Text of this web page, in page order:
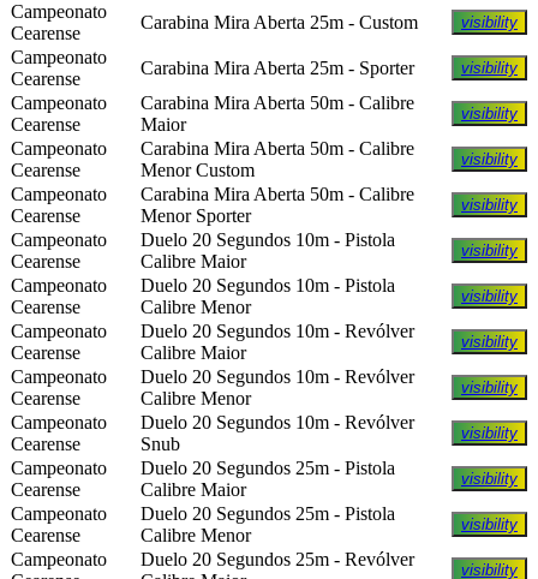
Campeonato
Cearense
Carabina Mira Aberta 25m - Custom visibility
Campeonato
Cearense
Carabina Mira Aberta 25m - Sporter visibility
Campeonato
Cearense
Carabina Mira Aberta 50m - Calibre
Maior
visibility
Campeonato
Cearense
Carabina Mira Aberta 50m - Calibre
Menor Custom
visibility
Campeonato
Cearense
Carabina Mira Aberta 50m - Calibre
Menor Sporter
visibility
Campeonato
Cearense
Duelo 20 Segundos 10m - Pistola
Calibre Maior
visibility
Campeonato
Cearense
Duelo 20 Segundos 10m - Pistola
Calibre Menor
visibility
Campeonato
Cearense
Duelo 20 Segundos 10m - Revólver
Calibre Maior
visibility
Campeonato
Cearense
Duelo 20 Segundos 10m - Revólver
Calibre Menor
visibility
Campeonato
Cearense
Duelo 20 Segundos 10m - Revólver
Snub
visibility
Campeonato
Cearense
Duelo 20 Segundos 25m - Pistola
Calibre Maior
visibility
Campeonato
Cearense
Duelo 20 Segundos 25m - Pistola
Calibre Menor
visibility
Campeonato
Duelo 20 Segundos 25m - Revólver
visibility